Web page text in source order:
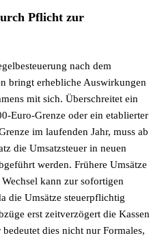
Pflicht zur
nach dem
bringt erhebliche Auswirkungen
mit sich. Überschreitet ein
Euro-Grenze oder ein etablierter
im laufenden Jahr, muss ab
die Umsatzsteuer in neuen
werden. Frühere Umsätze
kann zur sofortigen
die Umsätze steuerpflichtig
erst zeitverzögert die Kassen
dies nicht nur Formales,